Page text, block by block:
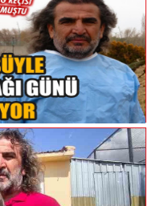
Hayvanlarına
Tahnit Uygulandı
Dağ Keçisinin
Tamamlandı